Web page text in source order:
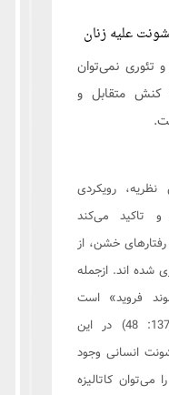
علیه زنان
تئوری نمی‌توان
کنش متقابل و
رویکردی
تاکید می‌کند
خشن، از
شده اند. ازجمله
فروید» است
(جمعی از نویسندگان، 1379: 48) در این
انسانی وجود
کاتالیزه